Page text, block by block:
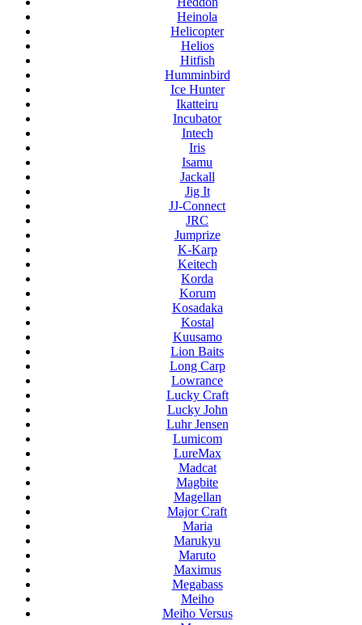
Heinola
Helicopter
Helios
Hitfish
Humminbird
Ice Hunter
Ikatteiru
Incubator
Intech
Iris
Isamu
Jackall
Jig It
JJ-Connect
JRC
Jumprize
K-Karp
Keitech
Korda
Korum
Kosadaka
Kostal
Kuusamo
Lion Baits
Long Carp
Lowrance
Lucky Craft
Lucky John
Luhr Jensen
Lumicom
LureMax
Madcat
Magbite
Magellan
Major Craft
Maria
Marukyu
Maruto
Maximus
Megabass
Meiho
Meiho Versus